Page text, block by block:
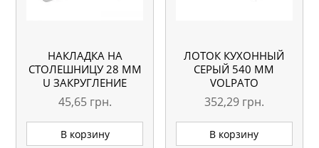
НАКЛАДКА НА
СТОЛЕШНИЦУ 28 ММ
U ЗАКРУГЛЕНИЕ
АЛЮМИНИЕВАЯ
ЛЕВАЯ
45,65 грн.
В корзину
ЛОТОК КУХОННЫЙ
СЕРЫЙ 540 ММ
VOLPATO
352,29 грн.
В корзину